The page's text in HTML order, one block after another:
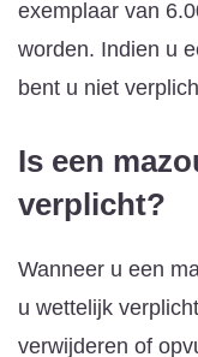
exemplaar van
worden. Indien u
bent u niet
Is een
verplicht?
Wanneer u een
u wettelijk
verwijderen of